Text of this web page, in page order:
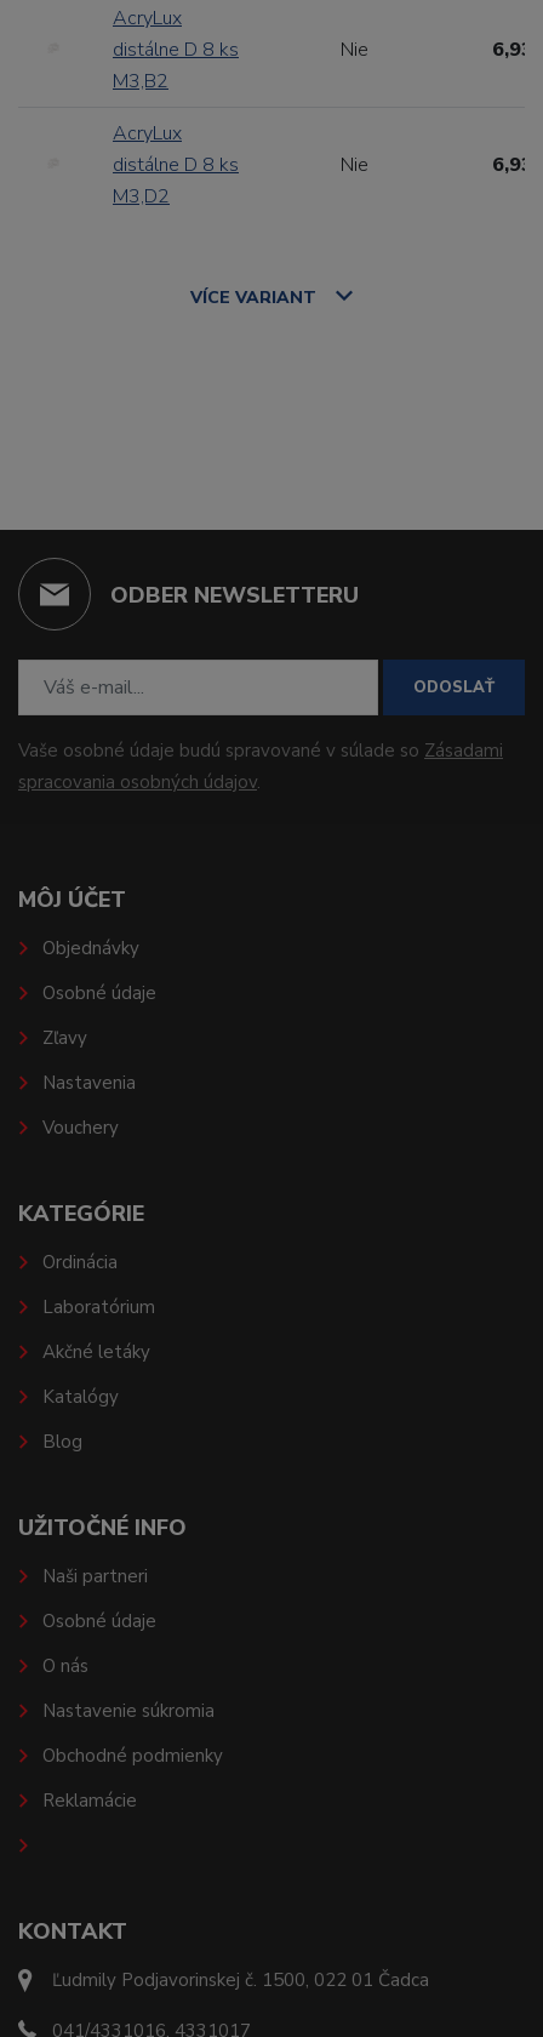
AcryLux
distálne D 8 ks
M3,B2
Nie 6,93
AcryLux
distálne D 8 ks
M3,D2
Nie 6,93
VÍCE VARIANT
ODBER NEWSLETTERU
ODOSLAŤ
Vaše osobné údaje budú spravované v súlade so Zásadami
spracovania osobných údajov.
KONTAKT
Ľudmily Podjavorinskej č. 1500, 022 01 Čadca
041/4331016, 4331017
MÔJ ÚČET
Objednávky
Osobné údaje
Zľavy
Nastavenia
Vouchery
KATEGÓRIE
Ordinácia
Laboratórium
Akčné letáky
Katalógy
Blog
UŽITOČNÉ INFO
Naši partneri
Osobné údaje
O nás
Nastavenie súkromia
Obchodné podmienky
Reklamácie